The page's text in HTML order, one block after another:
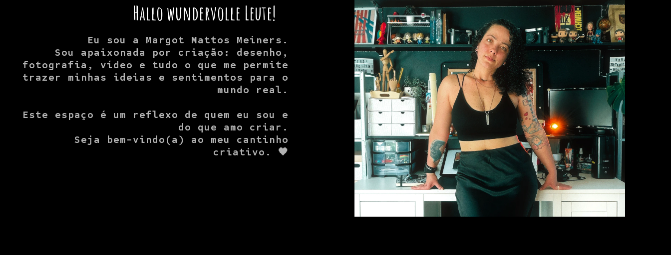
Hallo wundervolle Leute!
Eu sou a Margot Mattos Meiners.
Sou apaixonada por criação: desenho,
fotografia, vídeo e tudo o que me permite
trazer minhas ideias e sentimentos para o
mundo real.
Este espaço é um reflexo de quem eu sou e
do que amo criar.
Seja bem-vindo(a) ao meu cantinho
criativo. 🖤